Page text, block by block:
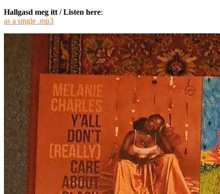
Hallgasd meg itt / Listen here:
as a single .mp3